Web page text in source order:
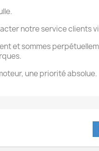
notre service clients
et sommes
une priorité absolue.